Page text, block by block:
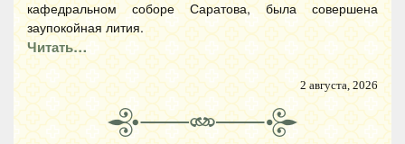
кафедральном соборе Саратова, была совершена
заупокойная лития.
Читать…
2 августа, 2026